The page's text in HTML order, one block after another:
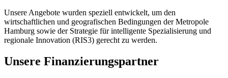
Unsere Angebote wurden speziell entwickelt, um den
wirtschaftlichen und geografischen Bedingungen der Metropole
Hamburg sowie der Strategie für intelligente Spezialisierung und
regionale Innovation (RIS3) gerecht zu werden.
Unsere Finanzierungspartner